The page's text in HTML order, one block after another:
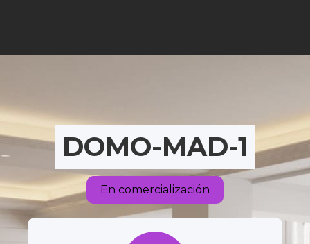
DOMO-MAD-1
En comercialización